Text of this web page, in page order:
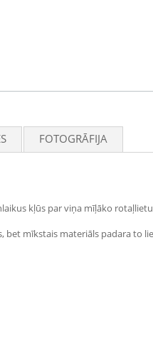
FOTOGRĀFIJA
kļūs par viņa mīļāko
mīkstais materiāls padara to